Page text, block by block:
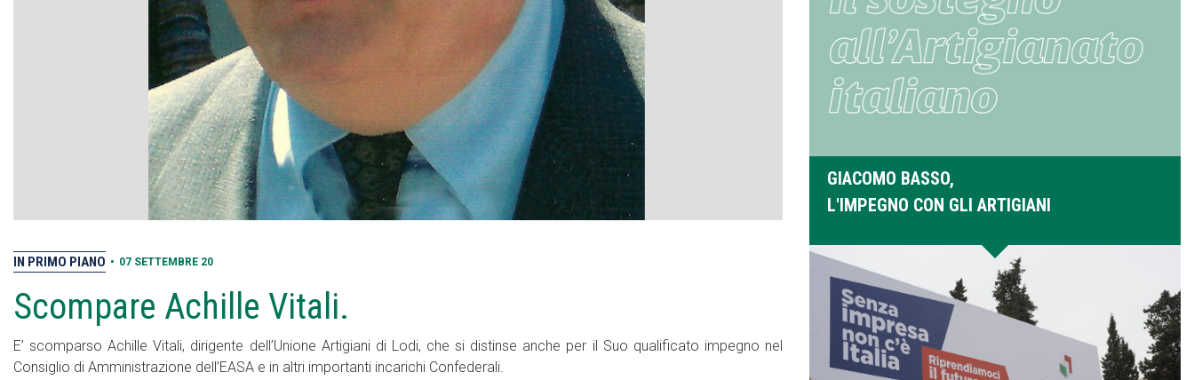
IN PRIMO PIANO • 07 SETTEMBRE 20
Scompare Achille Vitali.
E’ scomparso Achille Vitali, dirigente dell’Unione Artigiani di Lodi, che si distinse anche per il Suo qualificato impegno nel
Consiglio di Amministrazione dell’EASA e in altri importanti incarichi Confederali.
GIACOMO BASSO,
L'IMPEGNO CON GLI ARTIGIANI